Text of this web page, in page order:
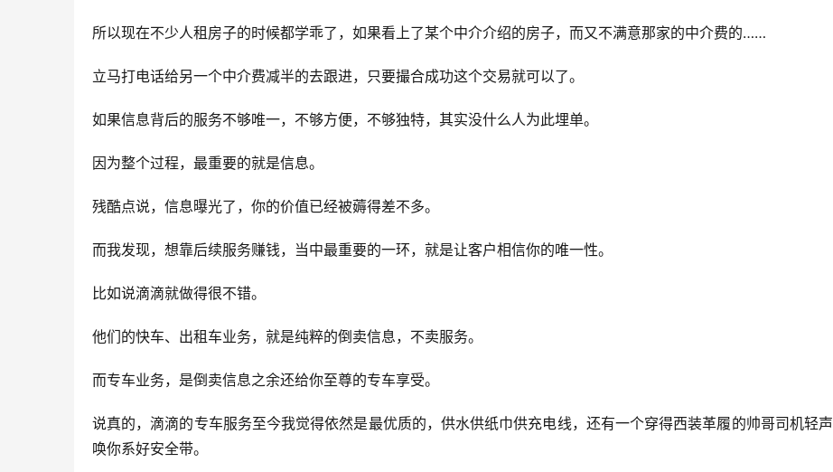
所以现在不少人租房子的时候都学乖了，如果看上了某个中介介绍的房子，而又不满意那家的中介费的……
立马打电话给另一个中介费减半的去跟进，只要撮合成功这个交易就可以了。
如果信息背后的服务不够唯一，不够方便，不够独特，其实没什么人为此埋单。
因为整个过程，最重要的就是信息。
残酷点说，信息曝光了，你的价值已经被薅得差不多。
而我发现，想靠后续服务赚钱，当中最重要的一环，就是让客户相信你的唯一性。
比如说滴滴就做得很不错。
他们的快车、出租车业务，就是纯粹的倒卖信息，不卖服务。
而专车业务，是倒卖信息之余还给你至尊的专车享受。
说真的，滴滴的专车服务至今我觉得依然是最优质的，供水供纸巾供充电线，还有一个穿得西装革履的帅哥司机轻声
唤你系好安全带。